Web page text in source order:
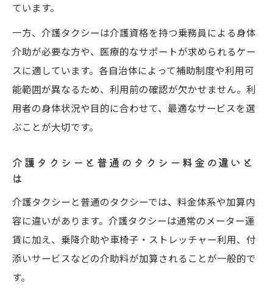
介護タクシーとケアタクシーの違いを理解
する
車いすやストレッチャー対応介護タクシー
の選び方
安心して任せられる介護タクシーの事業者
選定法
介護タクシーと福祉タクシー料金表の見方
介護タクシー資格の有無で変わるサービス
内容
普通のタクシーと介護タクシーどちらが安
ています。
一方、介護タクシーは介護資格を持つ乗務員による身体
介助が必要な方や、医療的なサポートが求められるケー
スに適しています。各自治体によって補助制度や利用可
能範囲が異なるため、利用前の確認が欠かせません。利
用者の身体状況や目的に合わせて、最適なサービスを選
ぶことが大切です。
介護タクシーと普通のタクシー料金の違いと
は
介護タクシーと普通のタクシーでは、料金体系や加算内
容に違いがあります。介護タクシーは通常のメーター運
賃に加え、乗降介助や車椅子・ストレッチャー利用、付
添いサービスなどの介助料が加算されることが一般的で
す。